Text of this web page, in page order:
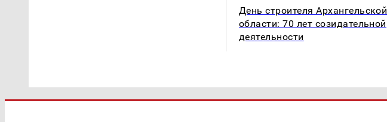
День строителя Архангельской
области: 70 лет созидательной
деятельности